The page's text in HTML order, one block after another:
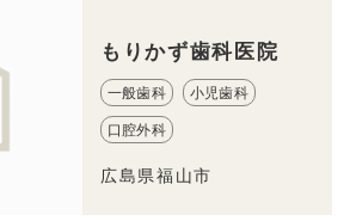
もりかず歯科医院
一般歯科 小児歯科
口腔外科
広島県福山市